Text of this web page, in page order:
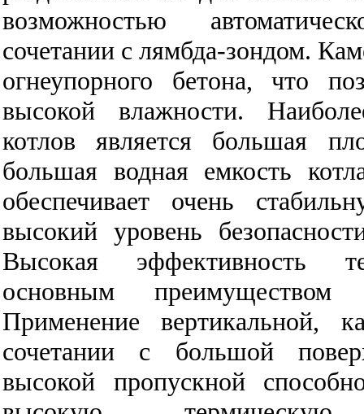
возможностью
сочетании с лямбда-зондом.
огнеупорного бетона, что
высокой влажности.
котлов является большая
большая водная емкость
обеспечивает очень
высокий уровень
Высокая эффективность
основным
Применение вертикальной,
сочетании с большой
высокой пропускной